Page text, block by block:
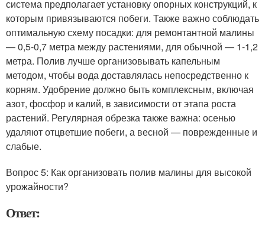
система предполагает установку опорных конструкций, к
которым привязываются побеги. Также важно соблюдать
оптимальную схему посадки: для ремонтантной малины
— 0,5-0,7 метра между растениями, для обычной — 1-1,2
метра. Полив лучше организовывать капельным
методом, чтобы вода доставлялась непосредственно к
корням. Удобрение должно быть комплексным, включая
азот, фосфор и калий, в зависимости от этапа роста
растений. Регулярная обрезка также важна: осенью
удаляют отцветшие побеги, а весной — поврежденные и
слабые.
Вопрос 5: Как организовать полив малины для высокой
урожайности?
Ответ: